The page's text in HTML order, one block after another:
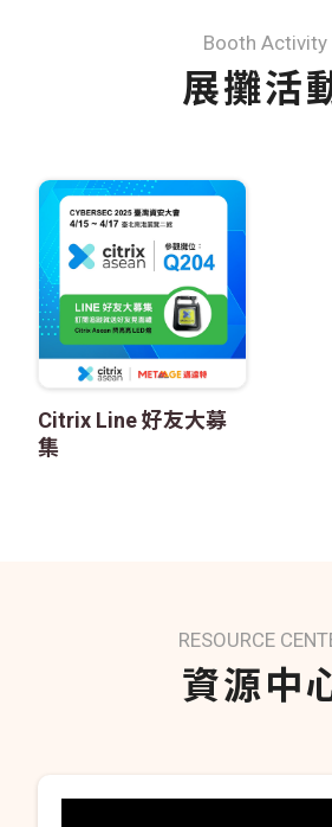
Booth Activity
展攤活
Citrix Line 好友大募
集
RESOURCE
資源中